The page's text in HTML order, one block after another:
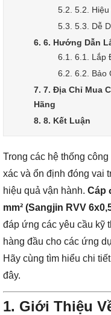
5.2. 5.2.
5.3. 5.3. Dễ
6. 6. Hướng Dẫn
6.1. 6.1. Lắp
6.2. 6.2. Bảo
7. 7. Địa Chỉ Mua
Hãng
8. 8. Kết Luận
Trong các hệ thống
xác và ổn định đóng vai
hiệu quả vận hành. Cáp
mm² (Sangjin RVV
đáp ứng các yêu cầu kỹ
hàng đầu cho các ứng
Hãy cùng tìm hiểu chi
đây.
1. Giới Thiệu